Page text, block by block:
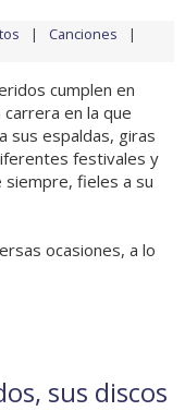
Canciones
cumplen en
en la que
sus espaldas, giras
festivales y
siempre, fieles a su
ocasiones, a lo
sus discos